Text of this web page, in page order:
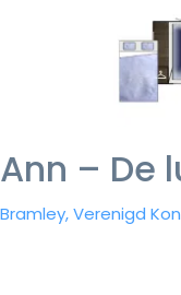
Ann – De
Bramley, Verenigd